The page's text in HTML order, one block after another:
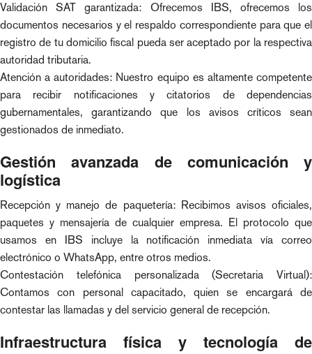
Validación SAT garantizada: Ofrecemos IBS, ofrecemos los
documentos necesarios y el respaldo correspondiente para que el
registro de tu domicilio fiscal pueda ser aceptado por la respectiva
autoridad tributaria.
Atención a autoridades: Nuestro equipo es altamente competente
para recibir notificaciones y citatorios de dependencias
gubernamentales, garantizando que los avisos críticos sean
gestionados de inmediato.
Gestión avanzada de comunicación y
logística
Recepción y manejo de paquetería: Recibimos avisos oficiales,
paquetes y mensajería de cualquier empresa. El protocolo que
usamos en IBS incluye la notificación inmediata vía correo
electrónico o WhatsApp, entre otros medios.
Contestación telefónica personalizada (Secretaria Virtual):
Contamos con personal capacitado, quien se encargará de
contestar las llamadas y del servicio general de recepción.
Infraestructura física y tecnología de